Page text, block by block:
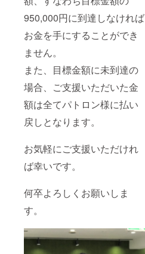
950,000円に到達しなければ
お金を手にすることができ
ません。
また、目標金額に未到達の
場合、ご支援いただいた金
額は全てパトロン様に払い
戻しとなります。
お気軽にご支援いただけれ
ば幸いです。
何卒よろしくお願いしま
す。